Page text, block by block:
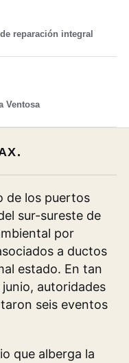
reparación integral
Ventosa
de los puertos
sur-sureste de
por
a ductos
estado. En tan
autoridades
seis eventos
que alberga la